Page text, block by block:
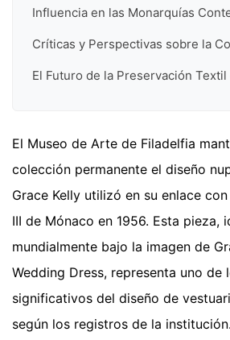
Influencia en las Monarquías
Críticas y Perspectivas sobre la
El Futuro de la Preservación
El Museo de Arte de Filadelfia
colección permanente el diseño
Grace Kelly utilizó en su enlace
III de Mónaco en 1956. Esta pieza,
mundialmente bajo la imagen de
Wedding Dress, representa uno de
significativos del diseño de
según los registros de la